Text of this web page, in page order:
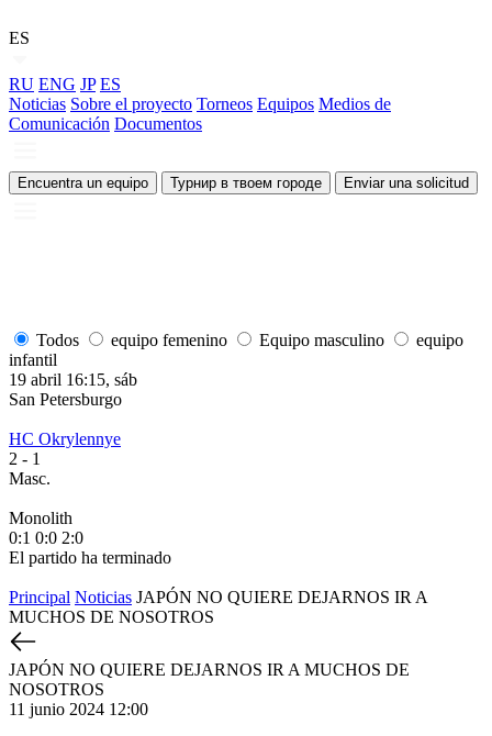
ES
RU ENG JP ES
Noticias Sobre el proyecto Torneos Equipos Medios de
Comunicación Documentos
Encuentra un equipo Турнир в твоем городе Enviar una solicitud
Todos equipo femenino Equipo masculino
equipo
infantil
19 abril 16:15, sáb
San Petersburgo
HC Okrylennye
2 - 1
Masc.
Monolith
0:1 0:0 2:0
El partido ha terminado
Principal Noticias JAPÓN NO QUIERE DEJARNOS IR A
MUCHOS DE NOSOTROS
JAPÓN NO QUIERE DEJARNOS IR A MUCHOS DE
NOSOTROS
11 junio 2024 12:00